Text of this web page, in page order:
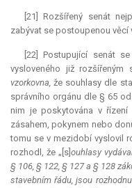
[21] Rozšířený senát
zabývat se postoupenou věcí
[22] Postupující senát
vysloveného již rozšířeným
vzorkovna, že souhlasy dle
správního orgánu dle § 65
nim je poskytována v
zásahem, pokynem nebo
tomu se v mezidobí vyslovil
rozhodl, že „[s] ouhlasy
§ 106, § 122, § 127 a § 128
stavebním řádu, jsou